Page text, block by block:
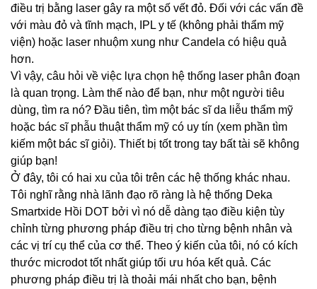
điều trị bằng laser gây ra một số vết đỏ. Đối với các vấn đề
với màu đỏ và tĩnh mạch, IPL y tế (không phải thẩm mỹ
viện) hoặc laser nhuộm xung như Candela có hiệu quả
hơn.
Vì vậy, câu hỏi về việc lựa chọn hệ thống laser phân đoạn
là quan trọng. Làm thế nào để bạn, như một người tiêu
dùng, tìm ra nó? Đầu tiên, tìm một bác sĩ da liễu thẩm mỹ
hoặc bác sĩ phẫu thuật thẩm mỹ có uy tín (xem phần tìm
kiếm một bác sĩ giỏi). Thiết bị tốt trong tay bất tài sẽ không
giúp bạn!
Ở đây, tôi có hai xu của tôi trên các hệ thống khác nhau.
Tôi nghĩ rằng nhà lãnh đạo rõ ràng là hệ thống Deka
Smartxide Hồi DOT bởi vì nó dễ dàng tạo điều kiện tùy
chỉnh từng phương pháp điều trị cho từng bệnh nhân và
các vị trí cụ thể của cơ thể. Theo ý kiến ​​của tôi, nó có kích
thước microdot tốt nhất giúp tối ưu hóa kết quả. Các
phương pháp điều trị là thoải mái nhất cho bạn, bệnh